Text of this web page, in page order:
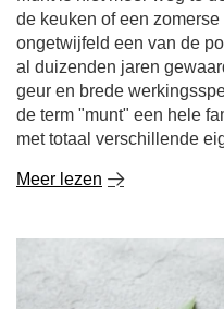
geur en brede
de term "munt" een hele
met totaal verschillende
Meer lezen